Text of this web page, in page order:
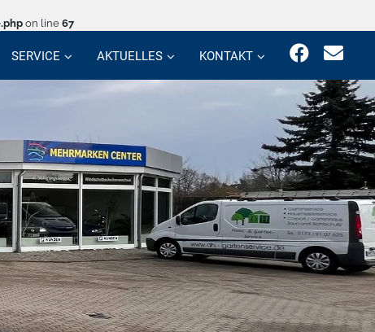
on line 67
SERVICE AKTUELLES KONTAKT